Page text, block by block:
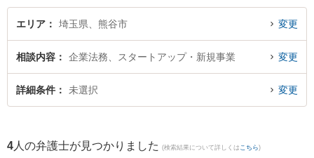
規則作成等の細かな分野での絞り込み検索もでき便利です。特に大地法律事務
所の吉野 大地弁護士やまるやま法律事務所の丸山 博久弁護士、かごはら法律事
ブルを今すぐに弁護士に相談したい』『スタートアップ・新規事業のトラブル
解決の実績豊富な近くの弁護士を検索したい』『初回相談無料でスタートアッ
プ・新規事業を法律相談できる熊谷市内の弁護士に相談予約したい』などでお
エリア 埼玉県、熊谷市 変更
相談内容 企業法務、スタートアップ・新規事業 変更
詳細条件 未選択 変更
4 人の弁護士が見つかりました (検索結果について詳しくは こちら)